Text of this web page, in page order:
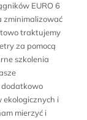
EURO 6
zminimalizować
traktujemy
za pomocą
szkolenia
i
mierzyć i